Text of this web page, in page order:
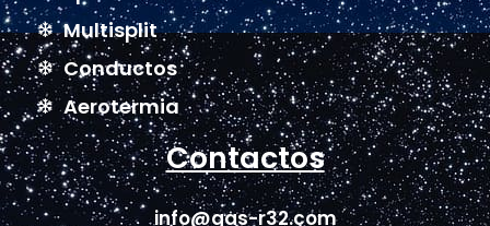
Multisplit
Conductos
Aerotermia
Contactos
info@gas-r32.com